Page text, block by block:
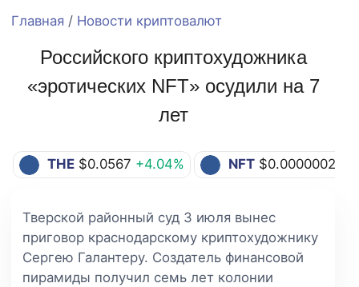
Главная / Новости криптовалют
Российского криптохудожника
«эротических NFT» осудили на 7
лет
THE $0.0567 +4.04% NFT $0.0000002
Тверской районный суд 3 июля вынес
приговор краснодарскому криптохудожнику
Сергею Галантеру. Создатель финансовой
пирамиды получил семь лет колонии